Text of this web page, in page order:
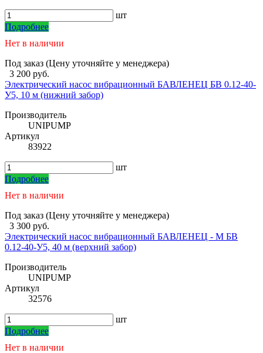
шт
Подробнее
Нет в наличии
Под заказ (Цену уточняйте у менеджера)
3 200 руб.
Электрический насос вибрационный БАВЛЕНЕЦ БВ 0.12-40-
У5, 10 м (нижний забор)
Производитель
UNIPUMP
Артикул
83922
шт
Подробнее
Нет в наличии
Под заказ (Цену уточняйте у менеджера)
3 300 руб.
Электрический насос вибрационный БАВЛЕНЕЦ - М БВ
0.12-40-У5, 40 м (верхний забор)
Производитель
UNIPUMP
Артикул
32576
шт
Подробнее
Нет в наличии